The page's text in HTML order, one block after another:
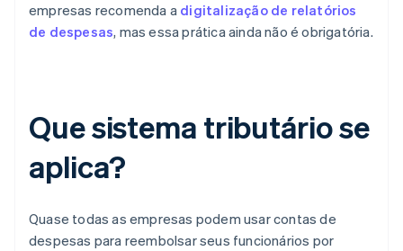
empresas recomenda a digitalização de relatórios
de despesas, mas essa prática ainda não é obrigatória.
Que sistema tributário se
aplica?
Quase todas as empresas podem usar contas de
despesas para reembolsar seus funcionários por